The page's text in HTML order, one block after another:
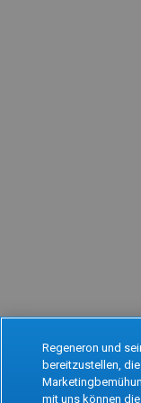
Regeneron und
bereitzustellen,
mit uns können